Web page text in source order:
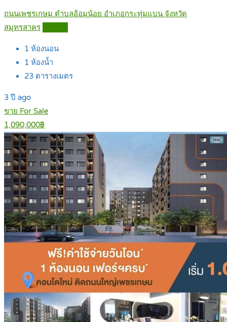
ถนนเพชรเกษม ตำบลอ้อมน้อย อำเภอกระทุ่มแบน จังหวัด
สมุทรสาคร
1 ห้องนอน
1 ห้องน้ำ
23 ตารางเมตร
3 ปี ago
ขาย For Sale
1,090,000฿